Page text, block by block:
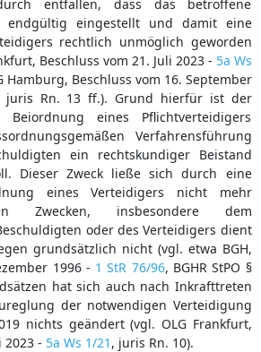
entfallen, dass das betroffene
endgültig eingestellt und damit eine
rechtlich unmöglich geworden
Beschluss vom 21. Juli 2023 - 5a Ws
Hamburg, Beschluss vom 16. September
juris Rn. 13 ff.). Grund hierfür ist der
eines Pflichtverteidigers
Verfahrensführung
ein rechtskundiger Beistand
Dieser Zweck ließe sich durch eine
eines Verteidigers nicht mehr
Zwecken, insbesondere dem
oder des Verteidigers dient
grundsätzlich nicht (vgl. etwa BGH,
1996 - 1 StR 76/96, BGHR StPO §
hat sich auch nach Inkrafttreten
der notwendigen Verteidigung
nichts geändert (vgl. OLG Frankfurt,
2023 - 5a Ws 1/21 , juris Rn. 10).